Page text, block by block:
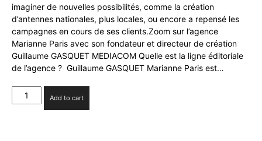
imaginer de nouvelles possibilités, comme la création
d’antennes nationales, plus locales, ou encore a repensé les
campagnes en cours de ses clients.Zoom sur l’agence
Marianne Paris avec son fondateur et directeur de création
Guillaume GASQUET MEDIACOM Quelle est la ligne éditoriale
de l’agence ? Guillaume GASQUET Marianne Paris est…
GASQUET
Add to cart